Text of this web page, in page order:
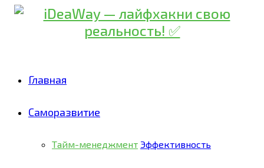
Главная
Саморазвитие
Тайм-менеджмент Эффективность